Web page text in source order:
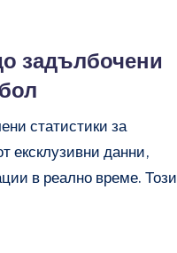
задълбочени
статистики за
ексклузивни данни,
в реално време. Този